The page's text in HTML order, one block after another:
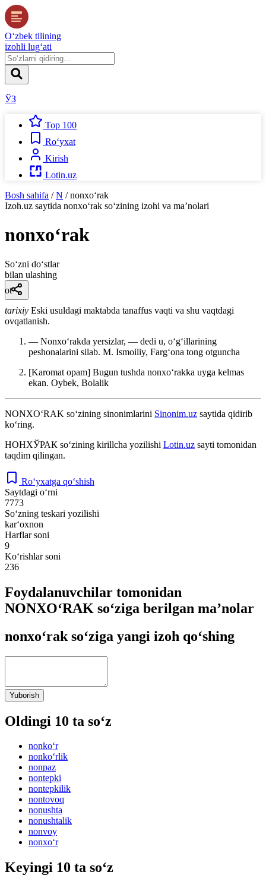
O‘zbek tilining
izohli lug‘ati
ЎЗ
Top 100
Ro‘yxat
Kirish
Lotin.uz
Bosh sahifa / N / nonxo‘rak
Izoh.uz saytida nonxo‘rak so‘zining izohi va ma’nolari
nonxo‘rak
So‘zni do‘stlar
bilan ulashing
ot
tarixiy Eski usuldagi maktabda tanaffus vaqti va shu vaqtdagi
ovqatlanish.
— Nonxoʻrakda yersizlar, — dedi u, oʻgʻillarining
peshonalarini silab. M. Ismoiliy, Fargʻona tong otguncha
[Karomat opam] Bugun tushda nonxoʻrakka uyga kelmas
ekan. Oybek, Bolalik
NONXO‘RAK so‘zining sinonimlarini Sinonim.uz saytida qidirib
ko‘ring.
НОНХЎРАК so‘zining kirillcha yozilishi Lotin.uz sayti tomonidan
taqdim qilingan.
Ro‘yxatga qo‘shish
Saytdagi o‘rni
7773
So‘zning teskari yozilishi
kar‘oxnon
Harflar soni
9
Ko‘rishlar soni
236
Foydalanuvchilar tomonidan
NONXO‘RAK so‘ziga berilgan ma’nolar
nonxo‘rak so‘ziga yangi izoh qo‘shing
Yuborish
Oldingi 10 ta so‘z
nonko‘r
nonko‘rlik
nonpaz
nontepki
nontepkilik
nontovoq
nonushta
nonushtalik
nonvoy
nonxo‘r
Keyingi 10 ta so‘z